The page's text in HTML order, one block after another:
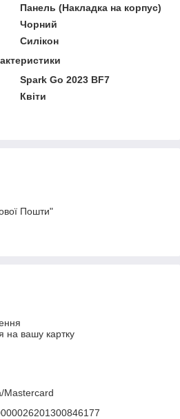
Панель (Накладка на корпус)
Чорний
Силікон
Spark Go 2023 BF7
Квіти
Пошти"
на вашу картку
Mastercard